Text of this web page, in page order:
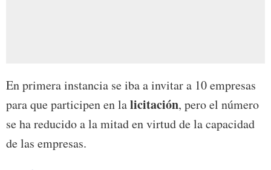
En primera instancia se iba a invitar a 10 empresas
para que participen en lalicitación, pero el número
se ha reducido a la mitad en virtud de la capacidad
de las empresas.